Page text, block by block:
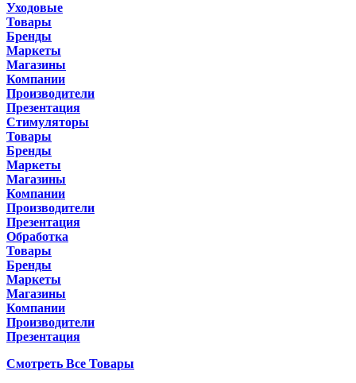
Уходовые
Товары
Бренды
Маркеты
Магазины
Компании
Производители
Презентация
Стимуляторы
Товары
Бренды
Маркеты
Магазины
Компании
Производители
Презентация
Обработка
Товары
Бренды
Маркеты
Магазины
Компании
Производители
Презентация
Смотреть Все Товары